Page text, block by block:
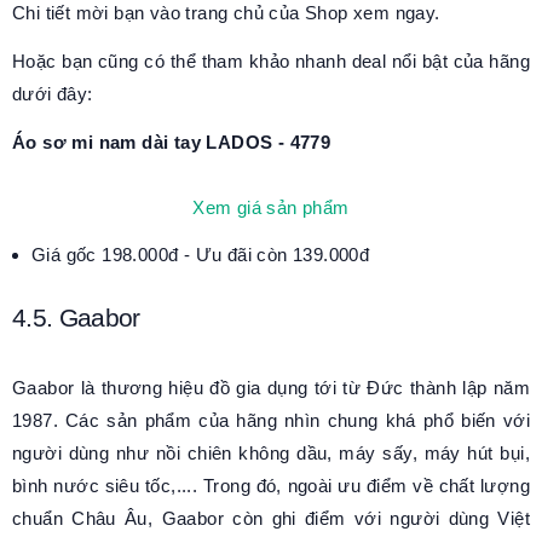
Chi tiết mời bạn vào trang chủ của Shop xem ngay.
Hoặc bạn cũng có thể tham khảo nhanh deal nổi bật của hãng
dưới đây:
Áo sơ mi nam dài tay LADOS - 4779
Xem giá sản phẩm
Giá gốc 198.000đ - Ưu đãi còn 139.000đ
4.5. Gaabor
Gaabor là thương hiệu đồ gia dụng tới từ Đức thành lập năm
1987. Các sản phẩm của hãng nhìn chung khá phổ biến với
người dùng như nồi chiên không dầu, máy sấy, máy hút bụi,
bình nước siêu tốc,.... Trong đó, ngoài ưu điểm về chất lượng
chuẩn Châu Âu, Gaabor còn ghi điểm với người dùng Việt